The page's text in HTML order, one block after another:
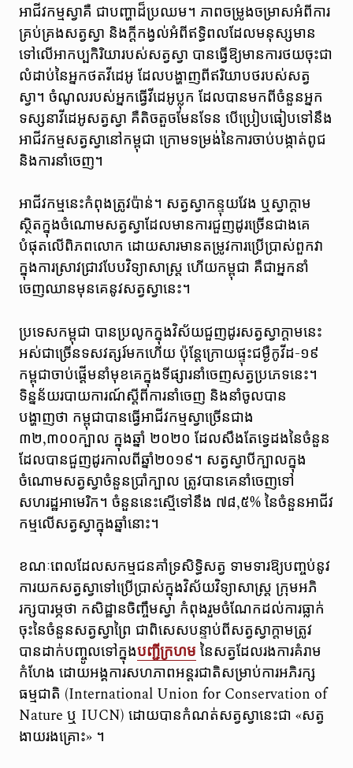
អាជីវកម្មស្វាគឺ ជាបញ្ហាដ៏ប្រឈម។ ភាពចម្រូងចម្រាសអំពីការ
គ្រប់គ្រងសត្វស្វា និងក្តីកង្វល់អំពីឥទ្ធិពលដែលមនុស្សមាន
ទៅលើអាកប្បកិរិយារបស់សត្វស្វា បានធ្វើឱ្យមានការថយចុះជា
លំដាប់នៃអ្នកថតវីដេអូ ដែលបង្ហាញពីឥរិយាបថរបស់សត្វ
ស្វា។ ចំណូលរបស់អ្នកធ្វើវីដេអូប្លុក ដែលបានមកពីចំនួនអ្នក
ទស្សនាវីដេអូសត្វស្វា គឺតិចតួចមែនទែន បើប្រៀបធៀបទៅនឹង
អាជីវកម្មសត្វស្វានៅកម្ពុជា ក្រោមទម្រង់នៃការចាប់បង្កាត់ពូជ
និងការនាំចេញ។
អាជីវកម្មនេះកំពុងត្រូវប៉ាន់។ សត្វស្វាកន្ទុយវែង ឬស្វាក្ដាម
ស្ថិតក្នុងចំណោមសត្វស្វាដែលមានការជួញដូរច្រើនជាងគេ
បំផុតលើពិភពលោក ដោយសារមានតម្រូវការប្រើប្រាស់ពួកវា
ក្នុងការស្រាវជ្រាវបែបវិទ្យាសាស្ត្រ ហើយកម្ពុជា គឺជាអ្នកនាំ
ចេញឈានមុនគេនូវសត្វស្វានេះ។
ប្រទេសកម្ពុជា បានប្រលូកក្នុងវិស័យជួញដូរសត្វស្វាក្ដាមនេះ
អស់ជាច្រើនទសវត្សរ៍មកហើយ ប៉ុន្តែក្រោយផ្ទុះជម្ងឺកូវីដ-១៩
កម្ពុជាចាប់ផ្ដើមនាំមុខគេក្នុងទីផ្សារនាំចេញសត្វប្រភេទនេះ។
ទិន្នន័យរបាយការណ៍ស្តីពីការនាំចេញ និងនាំចូលបាន
បង្ហាញថា កម្ពុជាបានធ្វើអាជីវកម្មស្វាច្រើនជាង
៣២,៣០០ក្បាល ក្នុងឆ្នាំ ២០២០ ដែលសឹងតែទ្វេដងនៃចំនួន
ដែលបានជួញដូរកាលពីឆ្នាំ២០១៩។ សត្វស្វាបីក្បាលក្នុង
ចំណោមសត្វស្វាចំនួនប្រាំក្បាល ត្រូវបានគេនាំចេញទៅ
សហរដ្ឋអាមេរិក។ ចំនួននេះស្មើទៅនឹង ៧៨,៥% នៃចំនួនអាជីវ
កម្មលើសត្វស្វាក្នុងឆ្នាំនោះ។
ខណៈពេលដែលសកម្មជនគាំទ្រសិទ្ធិសត្វ ទាមទារឱ្យបញ្ចប់នូវ
ការយកសត្វស្វាទៅប្រើប្រាស់ក្នុងវិស័យវិទ្យាសាស្ត្រ ក្រុមអភិ
រក្សបារម្ភថា កសិដ្ឋានចិញ្ចឹមស្វា កំពុងរួមចំណែកដល់ការធ្លាក់
ចុះនៃចំនួនសត្វស្វាព្រៃ ជាពិសេសបន្ទាប់ពីសត្វស្វាក្តាមត្រូវ
បានដាក់បញ្ចូលទៅក្នុងបញ្ជីក្រហម នៃសត្វដែលរងការគំរាម
កំហែង ដោយអង្គការសហភាពអន្តរជាតិសម្រាប់ការអភិរក្ស
ធម្មជាតិ (International Union for Conservation of
Nature ឬ IUCN) ដោយបានកំណត់សត្វស្វានេះជា «សត្វ
ងាយរងគ្រោះ» ។